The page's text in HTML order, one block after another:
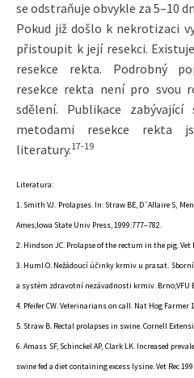
se odstraňuje obvykle za 5–10
Pokud již došlo k nekrotizaci
přistoupit k její resekci.
resekce rekta. Podrobný
resekce rekta není pro svou
sdělení. Publikace
metodami resekce rekta
literatury.17-19
Literatura:
1. Smith VJ. Prolapses. In: Straw BE, D´Allaire S,
Ames;Iowa State Univ Press, 1999:777–782.
2. Hindson JC. Prolapse of the rectum in the pig. Vet
3. Huml O. Nežádoucí účinky krmiv u prasat.
a systém zdravotní nezávadnosti krmiv. Brno;VFU
4. Pfeifer CW. Veterinarians on call. Nat Hog Farmer
5. Straw B. Rectal prolapses in swine. Cornell
6. Amass SF, Schinckel AP, Clark LK. Increased
swine fed a diet containing excess lysine. Vet Rec